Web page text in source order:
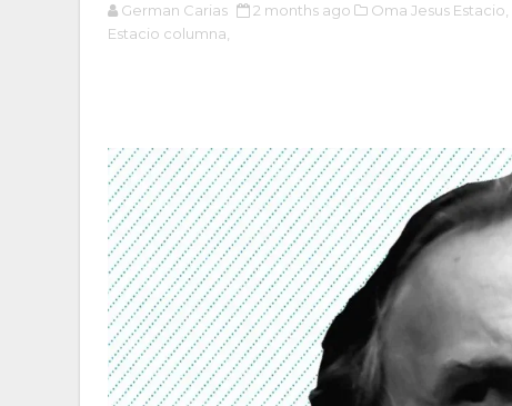
German Carias 2 months ago Oma Jesus Estacio,
Estacio columna,